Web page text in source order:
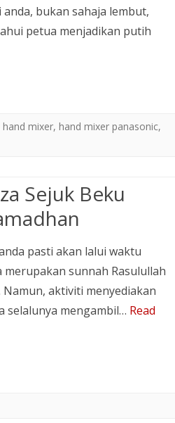
bukan sahaja lembut,
petua menjadikan putih
hand mixer, hand mixer panasonic,
Sejuk Beku
pasti akan lalui waktu
sunnah Rasulullah
aktiviti menyediakan
selalunya mengambil… Read